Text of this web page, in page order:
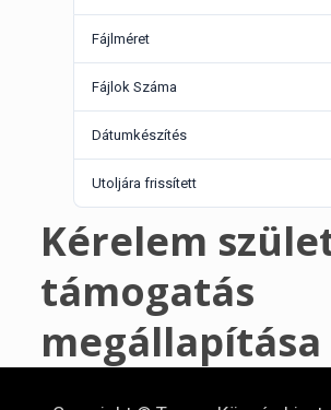
Fájlméret
Fájlok Száma
Dátumkészítés
Utoljára frissített
Kérelem
támogatás